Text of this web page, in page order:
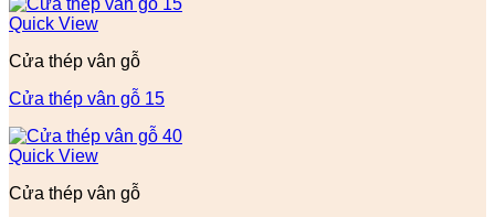
Quick View
Cửa thép vân gỗ
Cửa thép vân gỗ 15
Quick View
Cửa thép vân gỗ